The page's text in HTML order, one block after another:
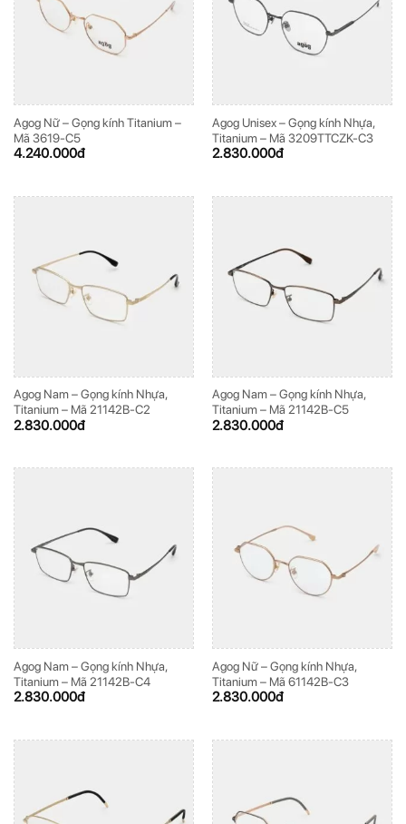
Agog Nữ – Gọng kính Titanium –
Mã 3619-C5
4.240.000đ
Agog Unisex – Gọng kính Nhựa,
Titanium – Mã 3209TTCZK-C3
2.830.000đ
Agog Nam – Gọng kính Nhựa,
Titanium – Mã 21142B-C2
2.830.000đ
Agog Nam – Gọng kính Nhựa,
Titanium – Mã 21142B-C5
2.830.000đ
Agog Nam – Gọng kính Nhựa,
Titanium – Mã 21142B-C4
2.830.000đ
Agog Nữ – Gọng kính Nhựa,
Titanium – Mã 61142B-C3
2.830.000đ